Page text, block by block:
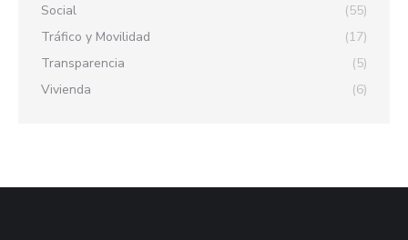
Social
(55)
Tráfico y Movilidad
(17)
Transparencia
(5)
Vivienda
(6)